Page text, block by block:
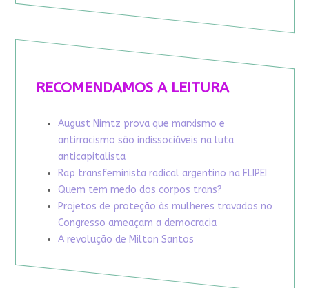
RECOMENDAMOS A LEITURA
August Nimtz prova que marxismo e
antirracismo são indissociáveis na luta
anticapitalista
Rap transfeminista radical argentino na FLIPEI
Quem tem medo dos corpos trans?
Projetos de proteção às mulheres travados no
Congresso ameaçam a democracia
A revolução de Milton Santos